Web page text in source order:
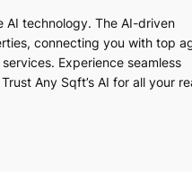
technology. The AI-driven
connecting you with top
Experience seamless
Any Sqft’s AI for all your